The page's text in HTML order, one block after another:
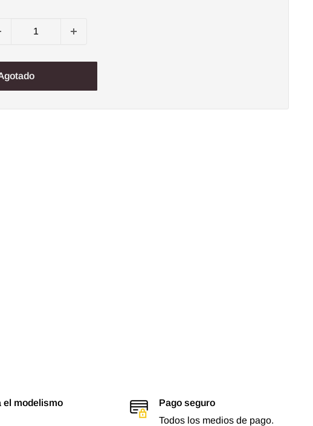
el modelismo
Pago seguro
Todos los medios de pago.